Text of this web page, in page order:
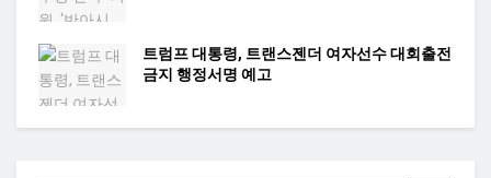
트럼프 대통령, 트랜스젠더 여자선수 대회출전
금지 행정서명 예고